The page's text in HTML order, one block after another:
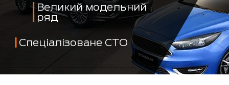
Великий модельний
ряд
Спеціалізоване СТО